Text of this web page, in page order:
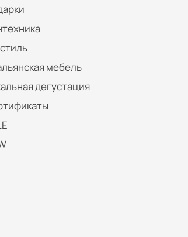
мебель
дегустация